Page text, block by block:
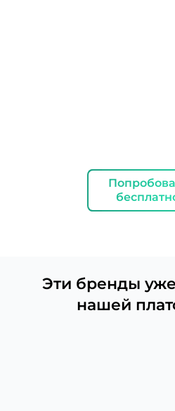
Эти бренды
нашей